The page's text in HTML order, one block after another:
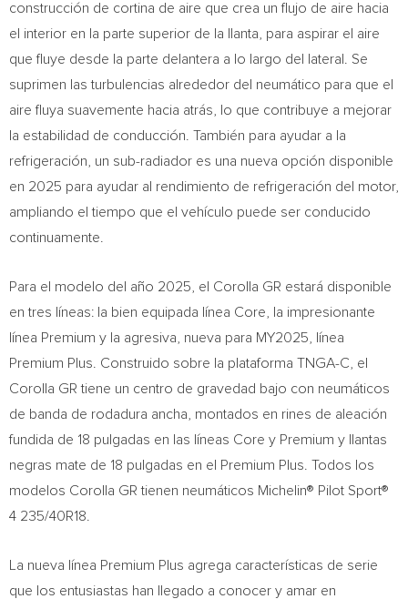
construcción de cortina de aire que crea un flujo de aire hacia
el interior en la parte superior de la llanta, para aspirar el aire
que fluye desde la parte delantera a lo largo del lateral. Se
suprimen las turbulencias alrededor del neumático para que el
aire fluya suavemente hacia atrás, lo que contribuye a mejorar
la estabilidad de conducción. También para ayudar a la
refrigeración, un sub-radiador es una nueva opción disponible
en 2025 para ayudar al rendimiento de refrigeración del motor,
ampliando el tiempo que el vehículo puede ser conducido
continuamente.
Para el modelo del año 2025, el Corolla GR estará disponible
en tres líneas: la bien equipada línea Core, la impresionante
línea Premium y la agresiva, nueva para MY2025, línea
Premium Plus. Construido sobre la plataforma TNGA-C, el
Corolla GR tiene un centro de gravedad bajo con neumáticos
de banda de rodadura ancha, montados en rines de aleación
fundida de 18 pulgadas en las líneas Core y Premium y llantas
negras mate de 18 pulgadas en el Premium Plus. Todos los
modelos Corolla GR tienen neumáticos Michelin® Pilot Sport®
4 235/40R18.
La nueva línea Premium Plus agrega características de serie
que los entusiastas han llegado a conocer y amar en